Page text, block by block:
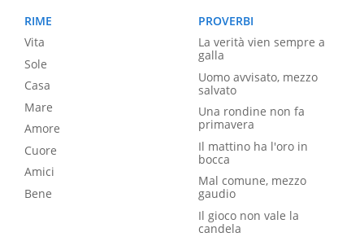
RIME
Vita
Sole
Casa
Mare
Amore
Cuore
Amici
Bene
PROVERBI
La verità vien sempre a
galla
Uomo avvisato, mezzo
salvato
Una rondine non fa
primavera
Il mattino ha l'oro in
bocca
Mal comune, mezzo
gaudio
Il gioco non vale la
candela